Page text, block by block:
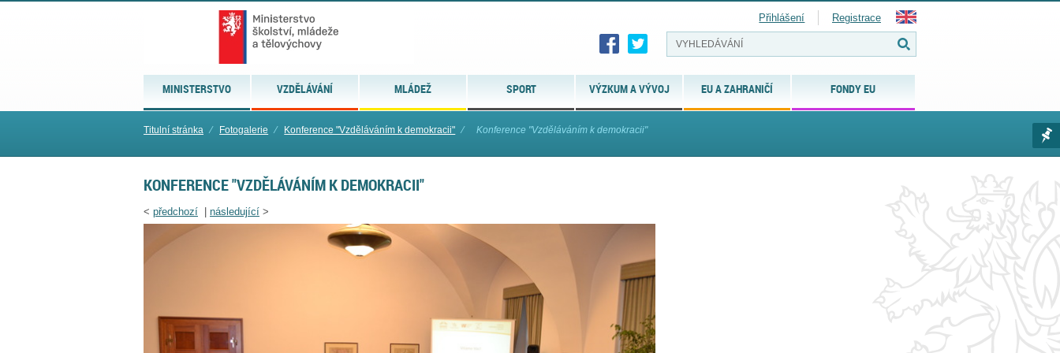
MINISTERSTVO VZDĚLÁVÁNÍ MLÁDEŽ SPORT VÝZKUM A VÝVOJ EU A ZAHRANIČÍ FONDY EU
Přihlášení Registrace
Titulní stránka ⁄ Fotogalerie ⁄ Konference "Vzděláváním k demokracii" ⁄ Konference "Vzděláváním k demokracii"
KONFERENCE "VZDĚLÁVÁNÍM K DEMOKRACII"
< předchozí následující >